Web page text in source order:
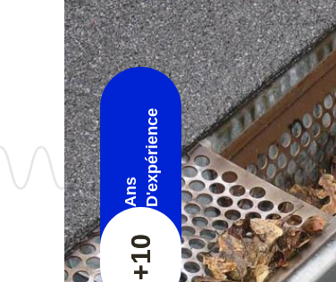
+10
Ans D'expérience